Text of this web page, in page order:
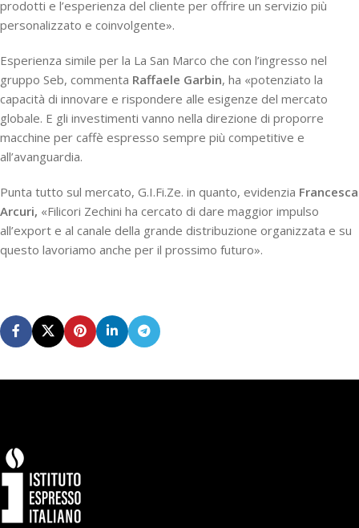
prodotti e l’esperienza del cliente per offrire un servizio più
personalizzato e coinvolgente».
Esperienza simile per la La San Marco che con l’ingresso nel
gruppo Seb, commenta Raffaele Garbin, ha «potenziato la
capacità di innovare e rispondere alle esigenze del mercato
globale. E gli investimenti vanno nella direzione di proporre
macchine per caffè espresso sempre più competitive e
all’avanguardia.
Punta tutto sul mercato, G.I.Fi.Ze. in quanto, evidenzia Francesca
Arcuri, «Filicori Zechini ha cercato di dare maggior impulso
all’export e al canale della grande distribuzione organizzata e su
questo lavoriamo anche per il prossimo futuro».